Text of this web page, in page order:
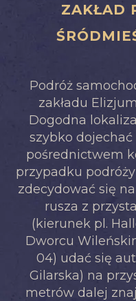
ZAKŁAD
Podróż
zakładu
Dogodna
szybko
pośrednictwem
przypadku
zdecydować się
rusza z
(kierunek pl.
Dworcu
04) udać się
Gilarska) na
metrów dalej